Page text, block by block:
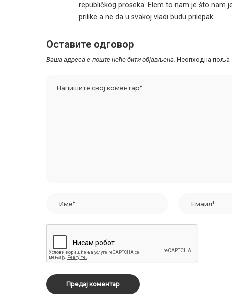
republičkog proseka. Elem to nam je što nam
prilike a ne da u svakoj vladi budu prilepak.
Оставите одговор
Ваша адреса е-поште неће бити објављена. Неопходна поља